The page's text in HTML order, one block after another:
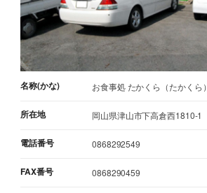
名称(かな) お食事処 たかくら（たかくら）
所在地 岡山県津山市下高倉西1810-1
電話番号 0868292549
FAX番号 0868290459